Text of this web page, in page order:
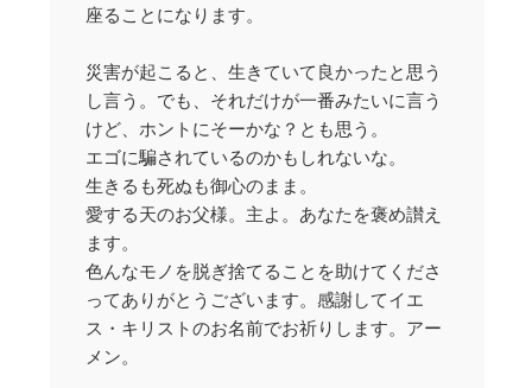
座ることになります。
災害が起こると、生きていて良かったと思う
し言う。でも、それだけが一番みたいに言う
けど、ホントにそーかな？とも思う。
エゴに騙されているのかもしれないな。
生きるも死ぬも御心のまま。
愛する天のお父様。主よ。あなたを褒め讃え
ます。
色んなモノを脱ぎ捨てることを助けてくださ
ってありがとうございます。感謝してイエ
ス・キリストのお名前でお祈りします。アー
メン。